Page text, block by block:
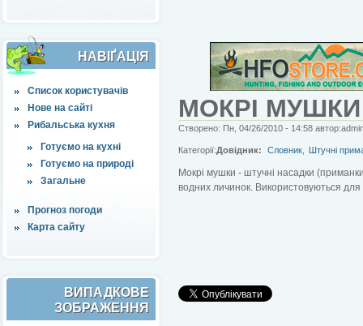
НАВІҐАЦІЯ
Список користувачів
Нове на сайті
Рибальська кухня
Готуємо на кухні
Готуємо на природі
Загальне
Прогноз погоди
Карта сайту
ВИПАДКОВЕ
ЗОБРАЖЕННЯ
МОКРІ МУШКИ
Створено: Пн, 04/26/2010 - 14:58
Категорії:Довідник: Словник Штучні
Мокрі мушки - штучні насадки
водних личинок. Використовуються